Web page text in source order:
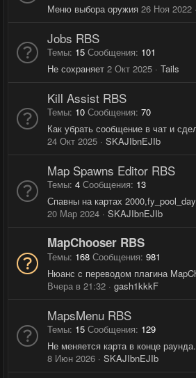
Меню выбора оружия 26 Ноя 2022
Jobs RBS
Темы 15 Сообщения 101
Не сохраняет 2 Окт 2025 Tails
Kill Assist RBS
Темы 10 Сообщения 70
24 Окт 2025
SKAJIbnEJIb
Map Spawns Editor RBS
Темы 4 Сообщения 13
Спавны на картах 2000,fy_pool_day
20 Мар 2024
SKAJIbnEJIb
MapChooser RBS
Темы 168 Сообщения 981
Вчера в 21:32
gash1kkkF
MapsMenu RBS
Темы 15 Сообщения 129
Не меняется карта в конце раунда.
8 Июн 2026
SKAJIbnEJIb